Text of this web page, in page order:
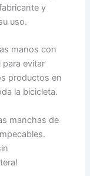
y
uso.
manos con
para evitar
productos en
la bicicleta.
manchas de